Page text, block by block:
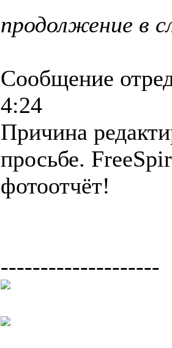
продолжение в
Сообщение
4:24
Причина
просьбе.
фотоотчёт!
--------------------